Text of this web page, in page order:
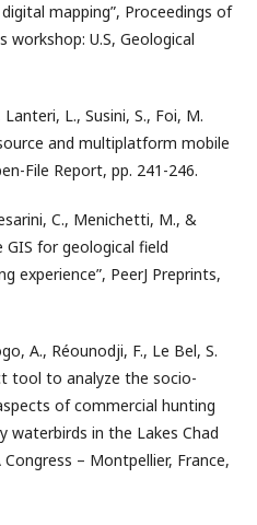
mapping”, Proceedings of
U.S, Geological
L., Susini, S., Foi, M.
and multiplatform mobile
File Report, pp. 241-246.
C., Menichetti, M., &
GIS for geological field
experience”, PeerJ Preprints,
A., Réounodji, F., Le Bel, S.
tool to analyze the socio-
of commercial hunting
in the Lakes Chad
Congress – Montpellier, France,